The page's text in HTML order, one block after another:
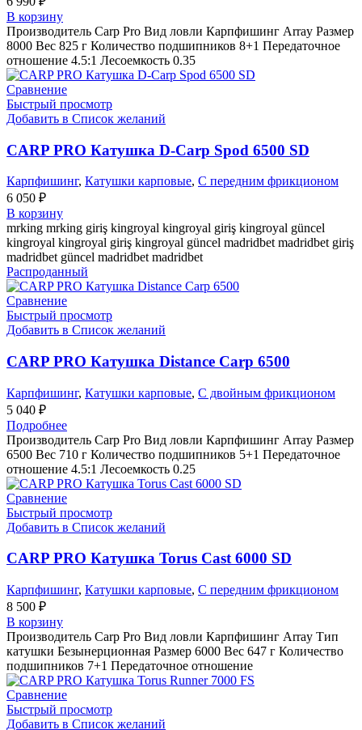
В корзину
Производитель Carp Pro Вид ловли Карпфишинг Array Размер
8000 Вес 825 г Количество подшипников 8+1 Передаточное
отношение 4.5:1 Лесоемкость 0.35
Сравнение
Быстрый просмотр
Добавить в Список желаний
CARP PRO Катушкa D-Carp Spod 6500 SD
Карпфишинг, Катушки карповые, С передним фрикционом
6 050 ₽
В корзину
mrking mrking giriş kingroyal kingroyal giriş kingroyal güncel
kingroyal kingroyal giriş kingroyal güncel madridbet madridbet giriş
madridbet güncel madridbet madridbet
Распроданный
Сравнение
Быстрый просмотр
Добавить в Список желаний
CARP PRO Катушкa Distance Carp 6500
Карпфишинг, Катушки карповые, С двойным фрикционом
5 040 ₽
Подробнее
Производитель Carp Pro Вид ловли Карпфишинг Array Размер
6500 Вес 710 г Количество подшипников 5+1 Передаточное
отношение 4.5:1 Лесоемкость 0.25
Сравнение
Быстрый просмотр
Добавить в Список желаний
CARP PRO Катушкa Torus Cast 6000 SD
Карпфишинг, Катушки карповые, С передним фрикционом
8 500 ₽
В корзину
Производитель Carp Pro Вид ловли Карпфишинг Array Тип
катушки Безынерционная Размер 6000 Вес 647 г Количество
подшипников 7+1 Передаточное отношение
Сравнение
Быстрый просмотр
Добавить в Список желаний